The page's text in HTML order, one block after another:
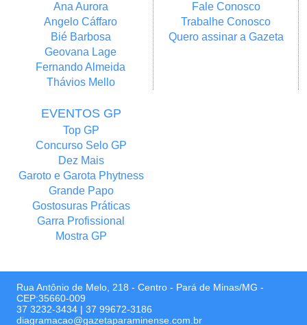
Ana Aurora
Angelo Cáffaro
Bié Barbosa
Geovana Lage
Fernando Almeida
Thávios Mello
Fale Conosco
Trabalhe Conosco
Quero assinar a Gazeta
EVENTOS GP
Top GP
Concurso Selo GP
Dez Mais
Garoto e Garota Phytness
Grande Papo
Gostosuras Práticas
Garra Profissional
Mostra GP
Rua Antônio de Melo, 218 - Centro - Pará de Minas/MG -
CEP:35660-009
37 3232-3434 | 37 99672-3186
diagramacao@gazetaparaminense.com.br